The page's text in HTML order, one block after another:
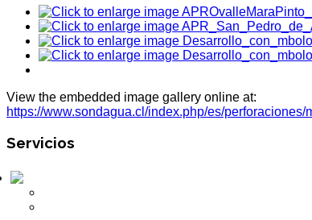
View the embedded image gallery online at:
https://www.sondagua.cl/index.php/es/
Servicios